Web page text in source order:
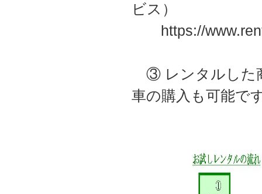
ビス）
https://
③ レンタルした
車の購入も可能で